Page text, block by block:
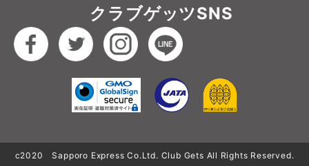
クラブゲッツSNS
c2020 Sapporo Express Co.Ltd. Club Gets All Rights Reserved.